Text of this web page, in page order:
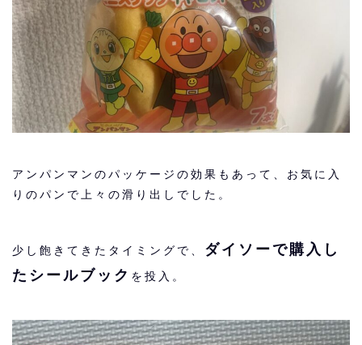
アンパンマンのパッケージの効果もあって、お気に入
りのパンで上々の滑り出しでした。
少し飽きてきたタイミングで、 ダイソーで購入し
たシールブック を投入。